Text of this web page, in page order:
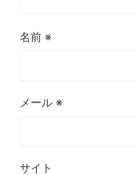
名前 ※
メール ※
サイト